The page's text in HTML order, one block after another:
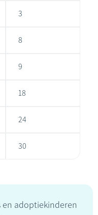
3
8
9
18
24
30
en adoptiekinderen